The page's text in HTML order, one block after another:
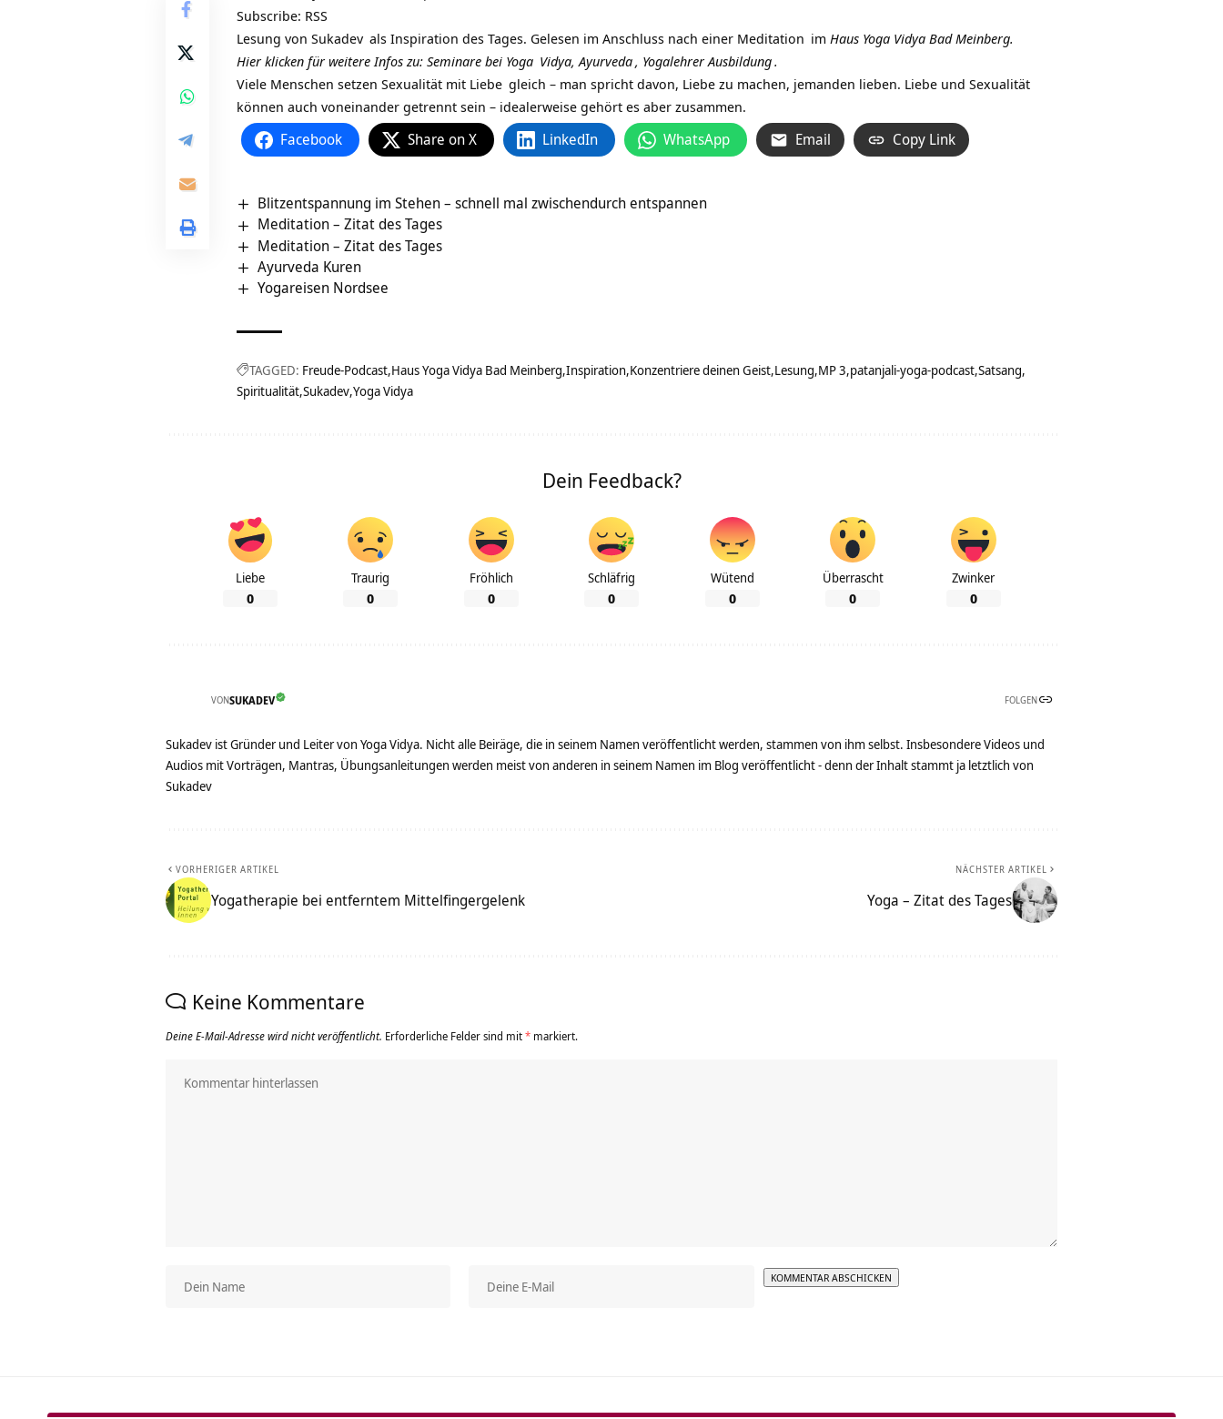
Subscribe: RSS
Lesung von Sukadev als Inspiration des Tages. Gelesen im Anschluss nach einer Meditation im Haus Yoga Vidya Bad Meinberg.
Hier klicken für weitere Infos zu: Seminare bei Yoga Vidya,Ayurveda, Yogalehrer Ausbildung.
Viele Menschen setzen Sexualität mit Liebe gleich – man spricht davon, Liebe zu machen, jemanden lieben. Liebe und Sexualität
können auch voneinander getrennt sein – idealerweise gehört es aber zusammen.
Facebook Share on X LinkedIn WhatsApp Email Copy Link
Blitzentspannung im Stehen – schnell mal zwischendurch entspannen
Meditation – Zitat des Tages
Meditation – Zitat des Tages
Ayurveda Kuren
Yogareisen Nordsee
TAGGED: Freude-Podcast Haus Yoga Vidya Bad Meinberg Inspiration Konzentriere deinen Geist Lesung MP 3 patanjali-yoga-podcast Satsang
Spiritualität Sukadev Yoga Vidya
Dein Feedback?
Liebe
0
Traurig
0
Fröhlich
0
Schläfrig
0
Wütend
0
Überrascht
0
Zwinker
0
VONSUKADEV FOLGEN
Sukadev ist Gründer und Leiter von Yoga Vidya. Nicht alle Beiräge, die in seinem Namen veröffentlicht werden, stammen von ihm selbst. Insbesondere Videos und
Audios mit Vorträgen, Mantras, Übungsanleitungen werden meist von anderen in seinem Namen im Blog veröffentlicht - denn der Inhalt stammt ja letztlich von
Sukadev
VORHERIGER ARTIKEL
Yogatherapie bei entferntem Mittelfingergelenk
NÄCHSTER ARTIKEL
Yoga – Zitat des Tages
Keine Kommentare
Deine E-Mail-Adresse wird nicht veröffentlicht. Erforderliche Felder sind mit* markiert.